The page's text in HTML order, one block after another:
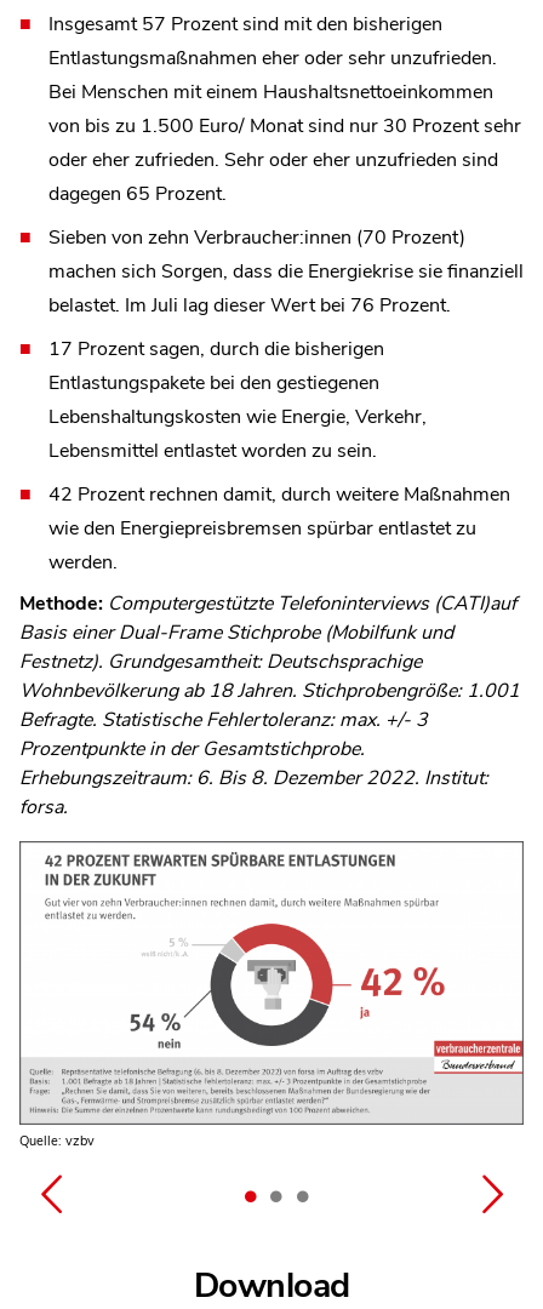
Insgesamt 57 Prozent sind mit den bisherigen
Entlastungsmaßnahmen eher oder sehr unzufrieden.
Bei Menschen mit einem Haushaltsnettoeinkommen
von bis zu 1.500 Euro/ Monat sind nur 30 Prozent sehr
oder eher zufrieden. Sehr oder eher unzufrieden sind
dagegen 65 Prozent.
Sieben von zehn Verbraucher:innen (70 Prozent)
machen sich Sorgen, dass die Energiekrise sie finanziell
belastet. Im Juli lag dieser Wert bei 76 Prozent.
17 Prozent sagen, durch die bisherigen
Entlastungspakete bei den gestiegenen
Lebenshaltungskosten wie Energie, Verkehr,
Lebensmittel entlastet worden zu sein.
42 Prozent rechnen damit, durch weitere Maßnahmen
wie den Energiepreisbremsen spürbar entlastet zu
werden.
Methode: Computergestützte Telefoninterviews (CATI)auf
Basis einer Dual-Frame Stichprobe (Mobilfunk und
Festnetz). Grundgesamtheit: Deutschsprachige
Wohnbevölkerung ab 18 Jahren. Stichprobengröße: 1.001
Befragte. Statistische Fehlertoleranz: max. +/- 3
Prozentpunkte in der Gesamtstichprobe.
Erhebungszeitraum: 6. Bis 8. Dezember 2022. Institut:
forsa.
Quelle: vzbv
Quelle: vzbv
Quelle: vzbv
Download